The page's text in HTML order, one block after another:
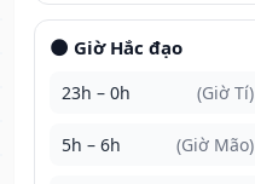
🌑 Giờ Hắc đạo
23h – 0h (Giờ Tí)
5h – 6h (Giờ Mão)